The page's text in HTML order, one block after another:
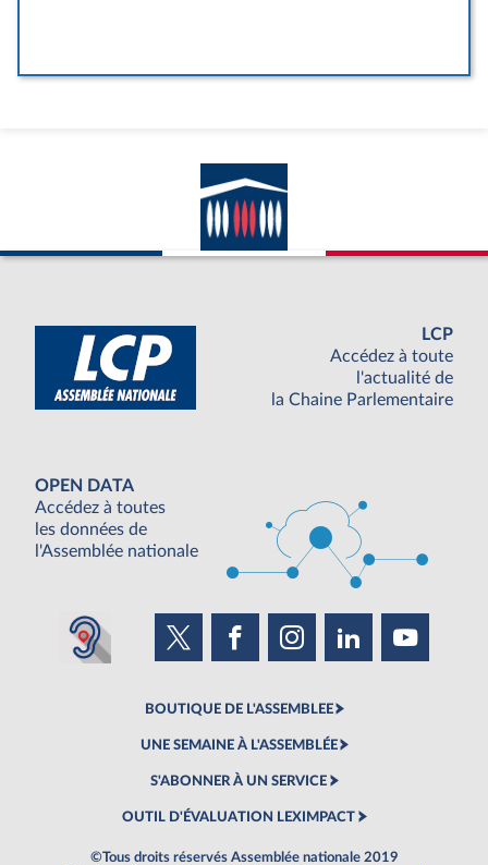
LCP
Accédez à toute
l'actualité de
la Chaine Parlementaire
OPEN DATA
Accédez à toutes
les données de
l'Assemblée nationale
BOUTIQUE DE L'ASSEMBLEE
UNE SEMAINE À L'ASSEMBLÉE
S'ABONNER À UN SERVICE
OUTIL D'ÉVALUATION LEXIMPACT
©Tous droits réservés Assemblée nationale 2019